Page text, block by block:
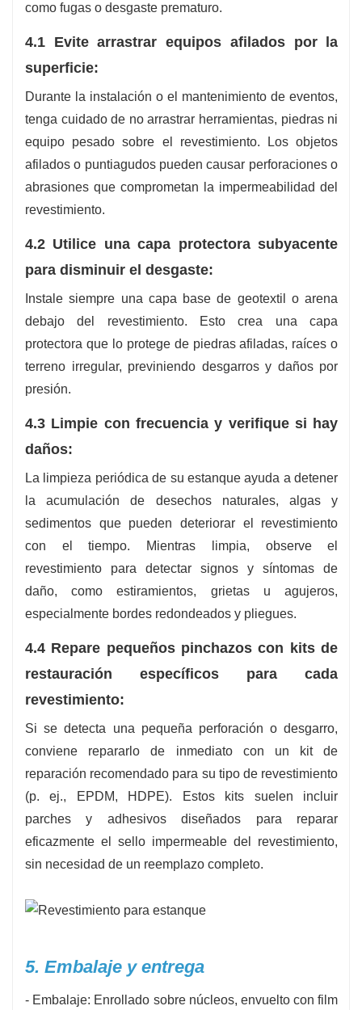
como fugas o desgaste prematuro.
4.1 Evite arrastrar equipos afilados por la
superficie:
Durante la instalación o el mantenimiento de eventos,
tenga cuidado de no arrastrar herramientas, piedras ni
equipo pesado sobre el revestimiento. Los objetos
afilados o puntiagudos pueden causar perforaciones o
abrasiones que comprometan la impermeabilidad del
revestimiento.
4.2 Utilice una capa protectora subyacente
para disminuir el desgaste:
Instale siempre una capa base de geotextil o arena
debajo del revestimiento. Esto crea una capa
protectora que lo protege de piedras afiladas, raíces o
terreno irregular, previniendo desgarros y daños por
presión.
4.3 Limpie con frecuencia y verifique si hay
daños:
La limpieza periódica de su estanque ayuda a detener
la acumulación de desechos naturales, algas y
sedimentos que pueden deteriorar el revestimiento
con el tiempo. Mientras limpia, observe el
revestimiento para detectar signos y síntomas de
daño, como estiramientos, grietas u agujeros,
especialmente bordes redondeados y pliegues.
4.4 Repare pequeños pinchazos con kits de
restauración específicos para cada
revestimiento:
Si se detecta una pequeña perforación o desgarro,
conviene repararlo de inmediato con un kit de
reparación recomendado para su tipo de revestimiento
(p. ej., EPDM, HDPE). Estos kits suelen incluir
parches y adhesivos diseñados para reparar
eficazmente el sello impermeable del revestimiento,
sin necesidad de un reemplazo completo.
5. Embalaje y entrega
- Embalaje: Enrollado sobre núcleos, envuelto con film